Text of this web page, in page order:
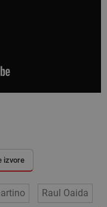
izvore
Raul Oaida